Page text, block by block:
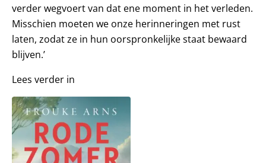
verder wegvoert van dat ene moment in het verleden.
Misschien moeten we onze her­inneringen met rust
laten, zodat ze in hun oorspronkelijke staat bewaard
blijven.’
Lees verder in